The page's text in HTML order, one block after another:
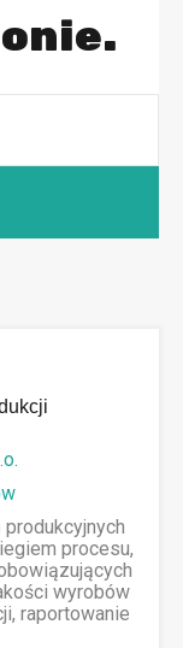
procesu,
wyrobów
raportowanie